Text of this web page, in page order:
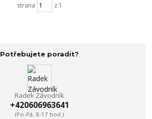
strana z 1
Potřebujete poradit?
Radek Závodník
+420606963641
(Po-Pá, 8-17 hod.)